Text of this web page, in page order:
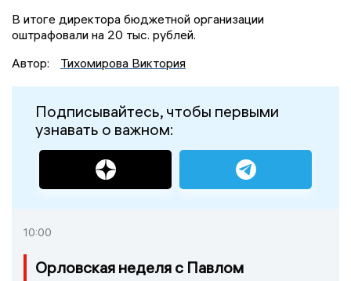
В итоге директора бюджетной организации
оштрафовали на 20 тыс. рублей.
Автор:
Тихомирова Виктория
Подписывайтесь, чтобы первыми
узнавать о важном:
10:00
Орловская неделя с Павлом